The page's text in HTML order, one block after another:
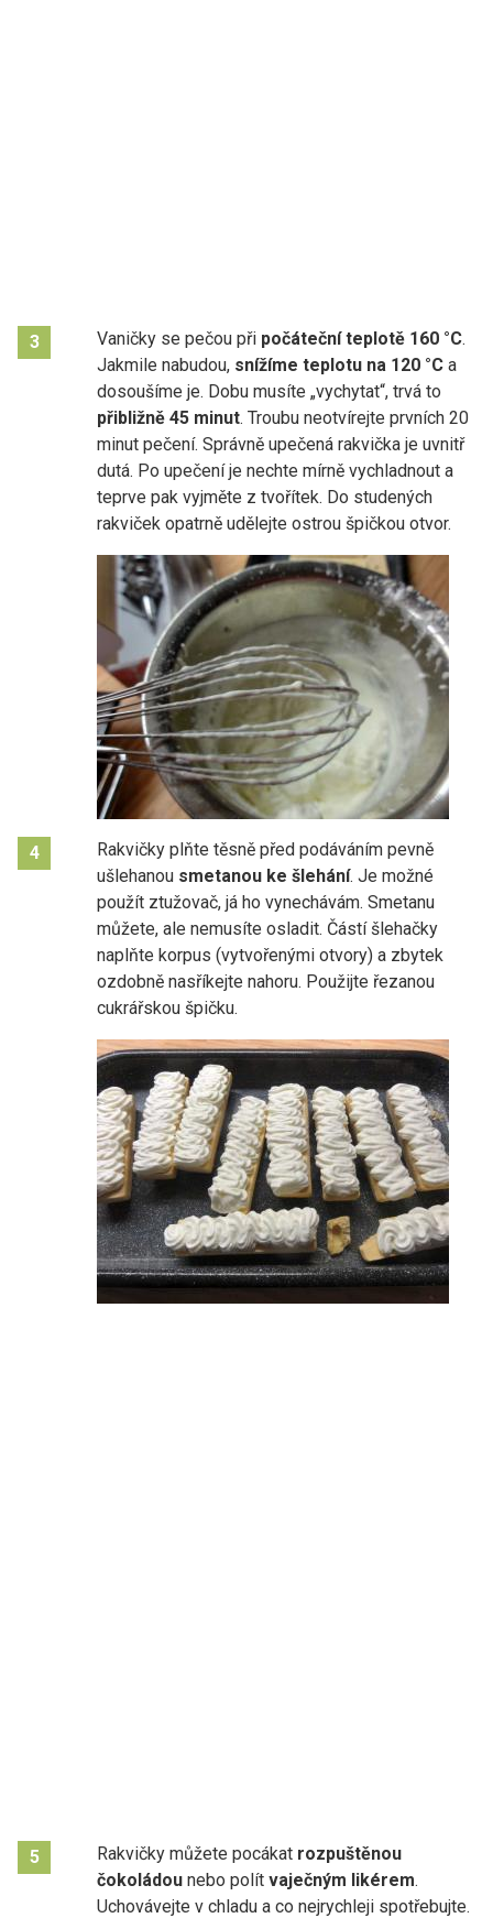
3 Vaničky se pečou při počáteční teplotě 160 °C.
Jakmile nabudou, snížíme teplotu na 120 °C a
dosoušíme je. Dobu musíte „vychytat“, trvá to
přibližně 45 minut. Troubu neotvírejte prvních 20
minut pečení. Správně upečená rakvička je uvnitř
dutá. Po upečení je nechte mírně vychladnout a
teprve pak vyjměte z tvořítek. Do studených
rakviček opatrně udělejte ostrou špičkou otvor.
4
Rakvičky plňte těsně před podáváním pevně
ušlehanou smetanou ke šlehání. Je možné
použít ztužovač, já ho vynechávám. Smetanu
můžete, ale nemusíte osladit. Částí šlehačky
naplňte korpus (vytvořenými otvory) a zbytek
ozdobně nasříkejte nahoru. Použijte řezanou
cukrářskou špičku.
5 Rakvičky můžete pocákat rozpuštěnou
čokoládou nebo polít vaječným likérem.
Uchovávejte v chladu a co nejrychleji spotřebujte.